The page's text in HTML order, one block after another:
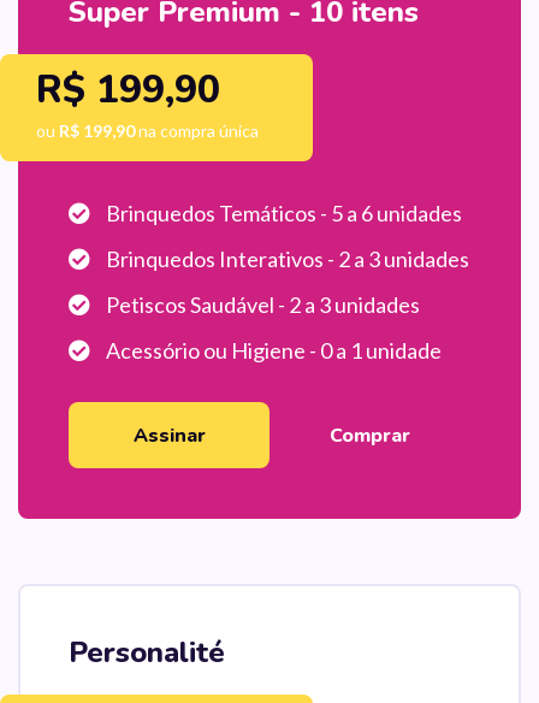
Super Premium - 10 itens
R$ 199,90
ou R$ 199,90na compra única
Brinquedos Temáticos - 5 a 6 unidades
Brinquedos Interativos - 2 a 3 unidades
Petiscos Saudável - 2 a 3 unidades
Acessório ou Higiene - 0 a 1 unidade
Assinar Comprar
Personalité